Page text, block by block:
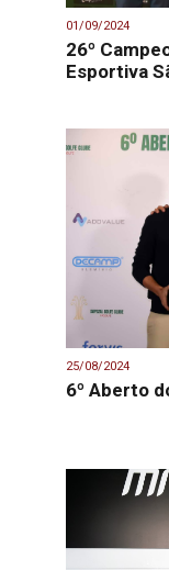
01/09/2024
26º
Esportiva
25/08/2024
6º Aberto